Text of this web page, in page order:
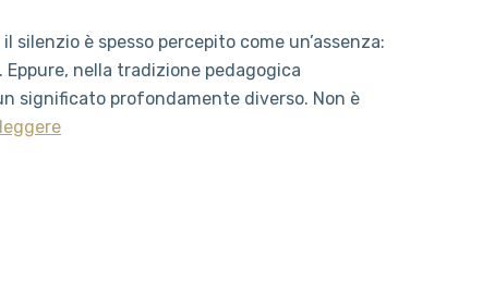
silenzio è spesso percepito come un’assenza:
nella tradizione pedagogica
significato profondamente diverso. Non è